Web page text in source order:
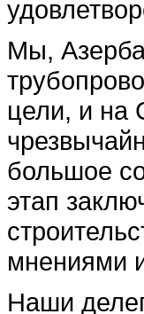
Мы,
цели, и на
большое
этап
мнениями
Наши